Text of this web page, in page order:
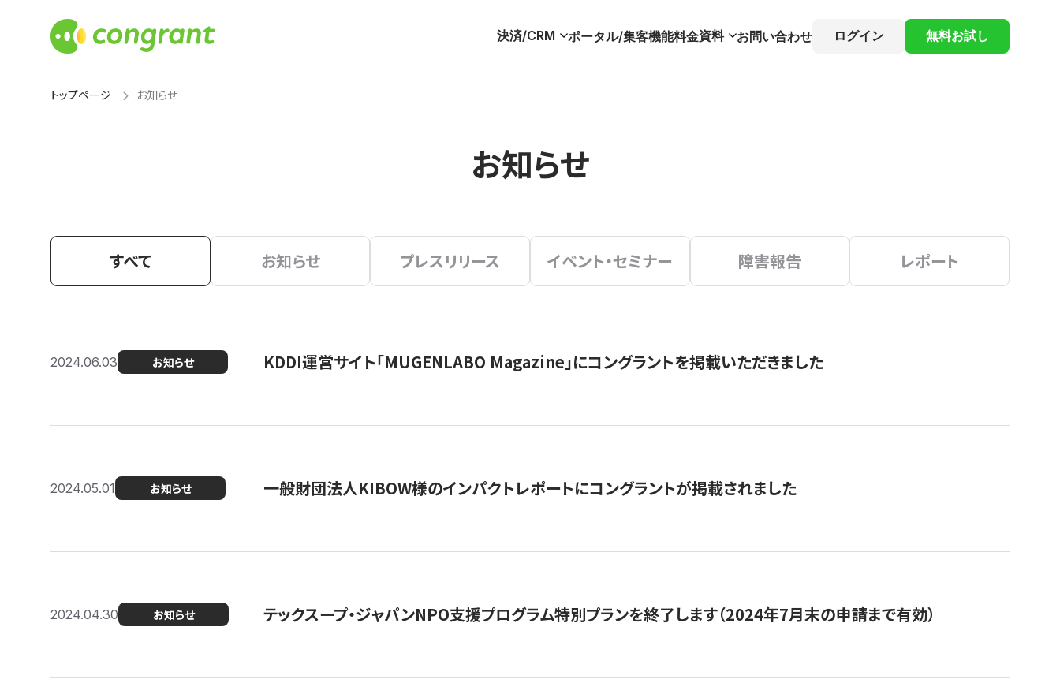
決済/CRM ポータル/集客機能料金資料 お問い合わせ ログイン 無料お試し
トップページ お知らせ
お知らせ
すべて お知らせ プレスリリース イベント・セミナー 障害報告 レポート
2024.06.03 お知らせ KDDI運営サイト「MUGENLABO Magazine」にコングラントを掲載いただきました
2024.05.01 お知らせ 一般財団法人KIBOW様のインパクトレポートにコングラントが掲載されました
2024.04.30 お知らせ テックスープ・ジャパンNPO支援プログラム特別プランを終了します（2024年7月末の申請まで有効）